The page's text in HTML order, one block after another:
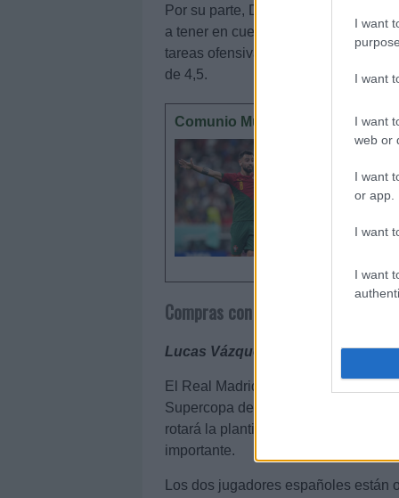
I want
I want
I want
web or
I want
or app.
I want
I want
Por su parte, David Alaba no está al
a tener en cuenta por ser titular en
tareas ofensivas. Acumula un gol y
de 4,5.
Comunio Mundial 2022: el 11
en sus
Compras con potencial
Lucas Vázquez (2.210.000), Marco
El Real Madrid tendrá a partir de
Supercopa de España, Copa del
rotará la plantilla y futbolistas como
importante.
Los dos jugadores españoles